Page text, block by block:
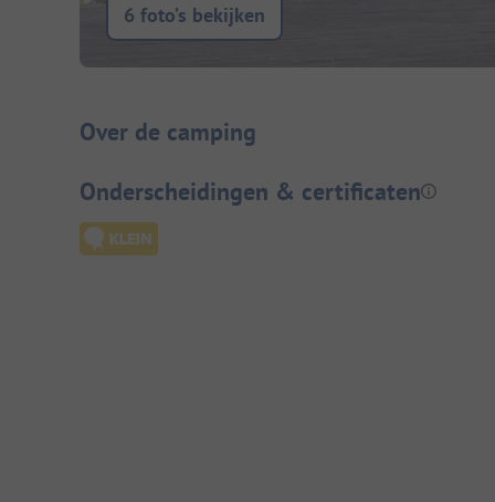
6 foto’s bekijken
Camping introductie
Over de camping
Onderscheidingen & certificaten